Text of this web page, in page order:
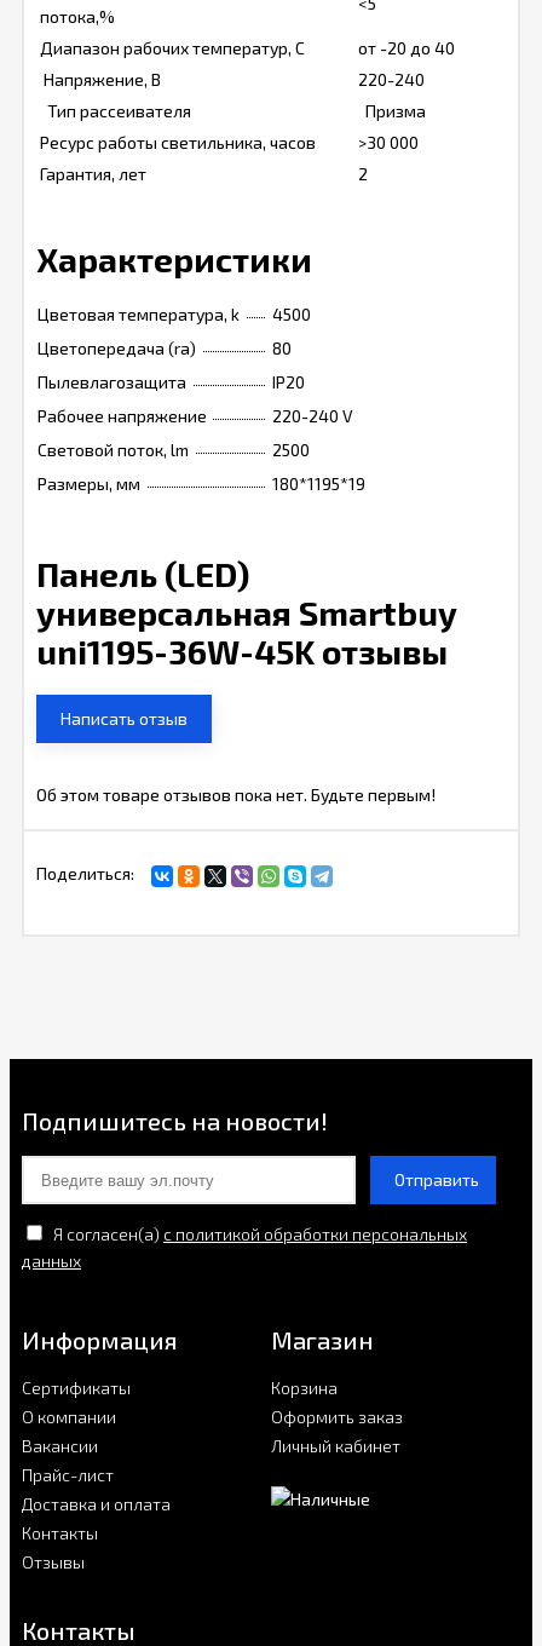
потока,%
Диапазон рабочих температур, С
от -20 до 40
Напряжение, В
220-240
Тип рассеивателя
Призма
Ресурс работы светильника, часов
>30 000
Гарантия, лет
2
Характеристики
Цветовая температура, k
4500
Цветопередача (ra)
80
Пылевлагозащита
IP20
Рабочее напряжение
220-240 V
Световой поток, lm
2500
Размеры, мм
180*1195*19
Панель (LED)
универсальная Smartbuy
uni1195-36W-45K отзывы
Написать отзыв
Об этом товаре отзывов пока нет. Будьте первым!
Поделиться:
Подпишитесь на новости!
Отправить
Я согласен(a) с политикой обработки персональных
данных
Информация
Сертификаты
О компании
Вакансии
Прайс-лист
Доставка и оплата
Контакты
Отзывы
Магазин
Корзина
Оформить заказ
Личный кабинет
Контакты